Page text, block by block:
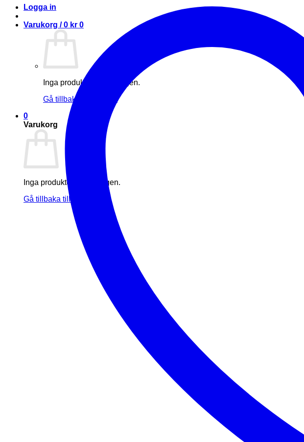
Logga in
Varukorg /0 kr 0
Inga produkter i varukorgen.
Gå tillbaka till butiken
0
Varukorg
Inga produkter i varukorgen.
Gå tillbaka till butiken